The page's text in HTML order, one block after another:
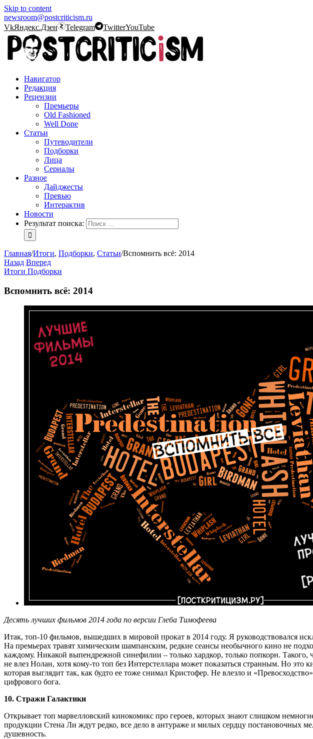
Skip to content
newsroom@postcriticism.ru
VkЯндекс.Дзен Telegram TwitterYouTube
Навигатор
Редакция
Рецензии
Премьеры
Old Fashioned
Well Done
Статьи
Путеводители
Подборки
Лица
Сериалы
Разное
Дайджесты
Превью
Интерактив
Новости
Результат поиска:
Главная/Итоги, Подборки, Статьи/Вспомнить всё: 2014
Назад Вперед
Итоги Подборки
Вспомнить всё: 2014
Десять лучших фильмов 2014 года по версии Глеба Тимофеева
Итак, топ-10 фильмов, вышедших в мировой прокат в 2014 году. Я руководствовался
На премьерах травят химическим шампанским, редкие сеансы необычного кино не
каждому. Никакой выпендрежной синефилии – только хардкор, только попкорн.
не влез Нолан, хотя кому-то топ без Интерстеллара может показаться странным. Но
которая выглядит так, как будто ее тоже снимал Кристофер. Не влезло и
цифрового бога.
10. Стражи Галактики
Открывает топ марвелловский кинокомикс про героев, которых знают слишком
продукции Стена Ли ждут редко, все дело в антураже и милых сердцу постановочных
душевность.